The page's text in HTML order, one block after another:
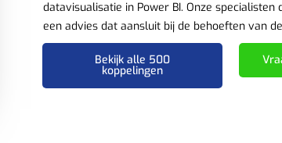
datavisualisatie in Power BI. Onze
een advies dat aansluit bij de behoeften van
Bekijk alle 500
koppelingen